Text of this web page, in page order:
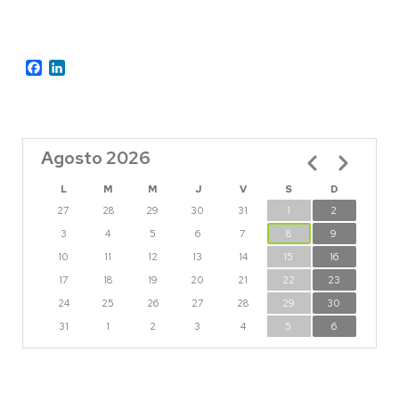
Facebook
Agosto 2026
L M M J V S
D
27
28 29 30 31 1
2
3
4 5 6 7 8
9
10
11 12 13 14 15
16
17
18 19 20 21 22
23
24
25 26 27 28 29
30
31
1 2 3 4 5 6
Paginación